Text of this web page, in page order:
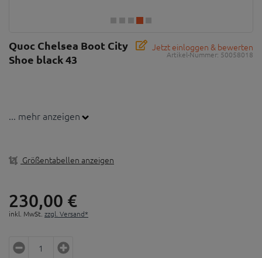
Jetzt einloggen & bewerten
Artikel-Nummer: 50058018
Quoc Chelsea Boot City
Shoe black 43
... mehr anzeigen
Größentabellen anzeigen
230,00 €
inkl. MwSt. zzgl. Versand*